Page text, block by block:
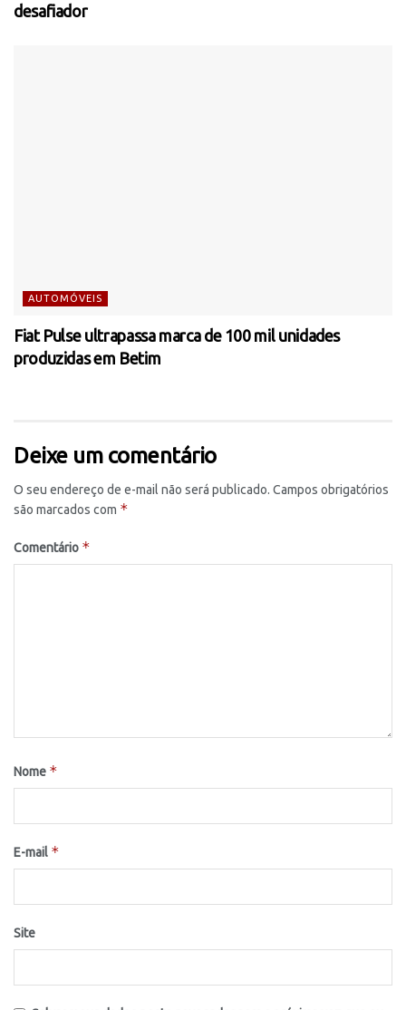
desafiador
AUTOMÓVEIS
Fiat Pulse ultrapassa marca de 100 mil unidades
produzidas em Betim
Deixe um comentário
O seu endereço de e-mail não será publicado. Campos obrigatórios
são marcados com *
Comentário *
Nome *
E-mail *
Site